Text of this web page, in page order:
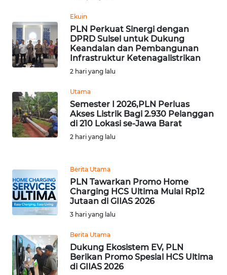
Ekuin
PLN Perkuat Sinergi dengan
DPRD Sulsel untuk Dukung
Keandalan dan Pembangunan
Infrastruktur Ketenagalistrikan
2 hari yang lalu
Utama
Semester I 2026,PLN Perluas
Akses Listrik Bagi 2.930 Pelanggan
di 210 Lokasi se-Jawa Barat
2 hari yang lalu
Berita Utama
PLN Tawarkan Promo Home
Charging HCS Ultima Mulai Rp12
Jutaan di GIIAS 2026
3 hari yang lalu
Berita Utama
Dukung Ekosistem EV, PLN
Berikan Promo Spesial HCS Ultima
di GIIAS 2026
INDEKS
BERITA
KONTAK
INFO
IKLAN
TENTANG
PEDOMAN
MEDIA
SIBER
KARIR